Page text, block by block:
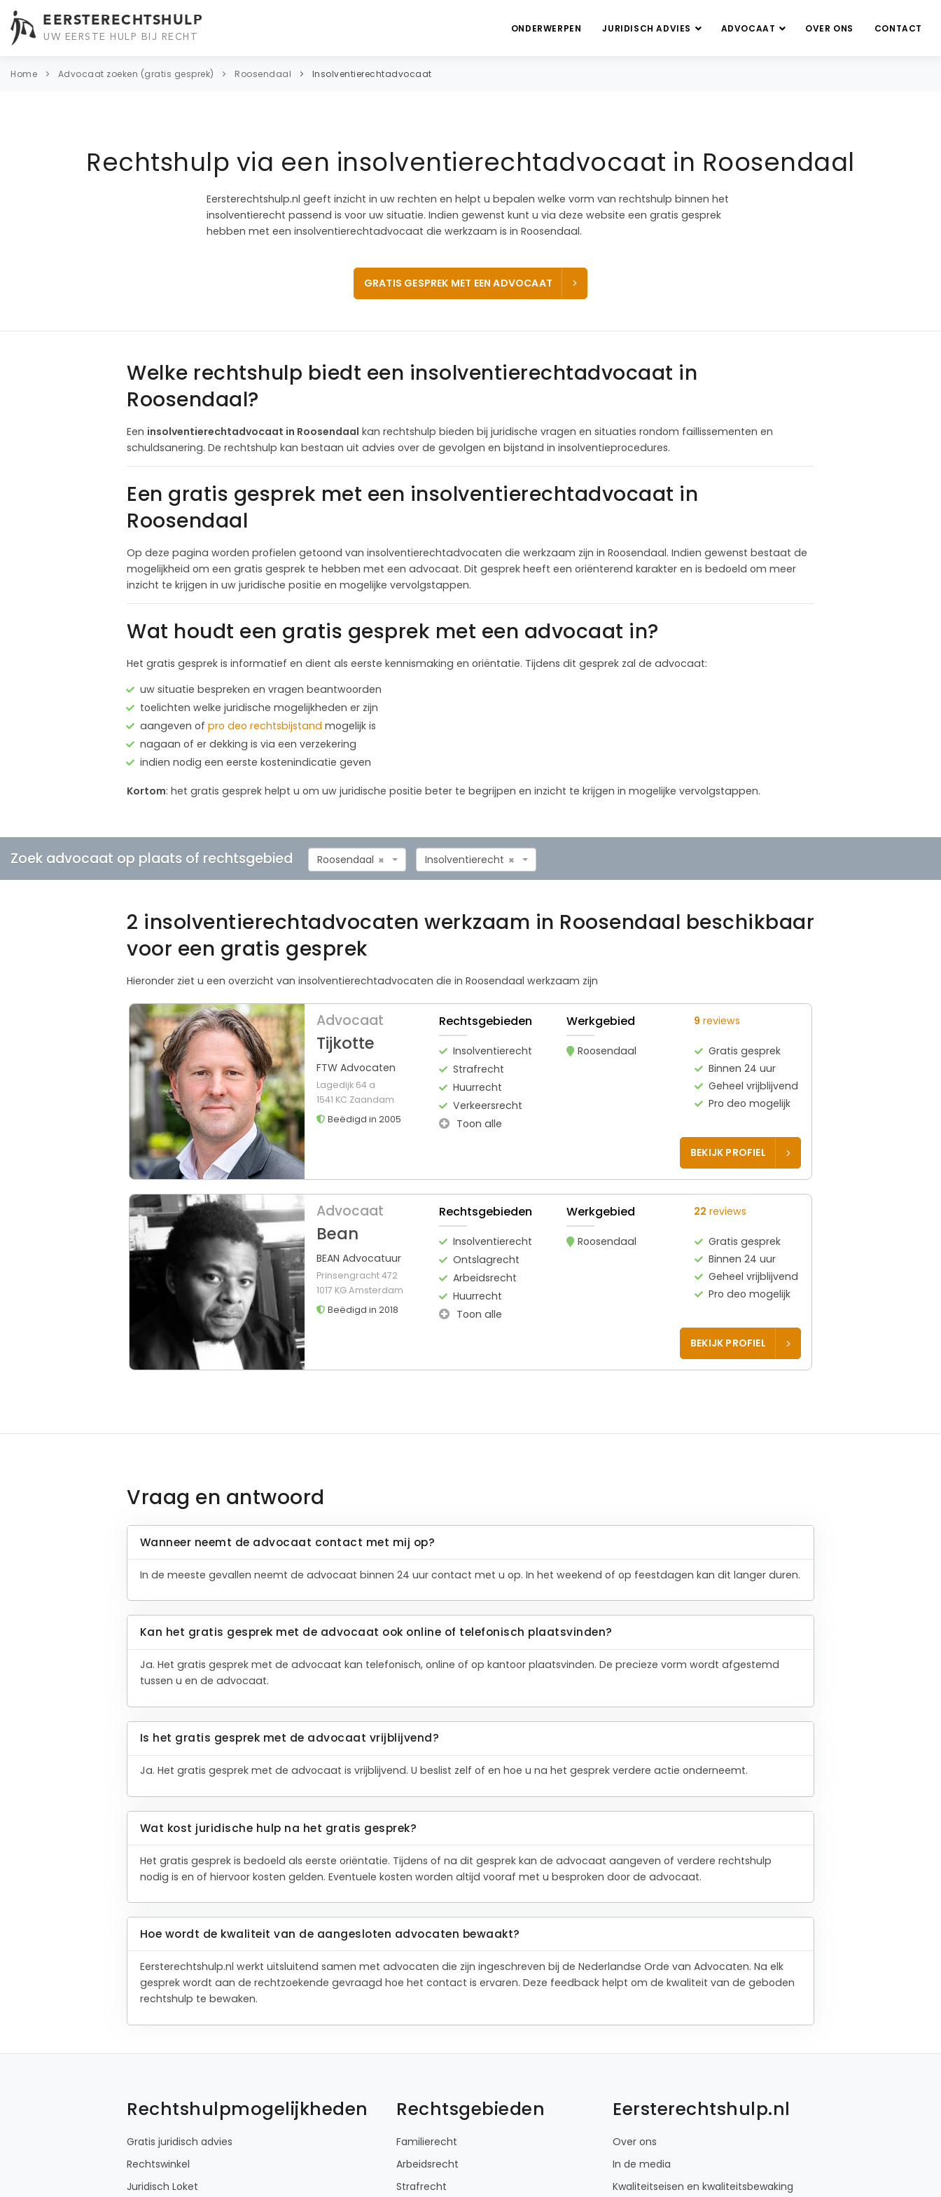
EERSTERECHTSHULP
UW EERSTE HULP BIJ RECHT
ONDERWERPEN JURIDISCH ADVIES ADVOCAAT OVER ONS CONTACT
Home Advocaat zoeken (gratis gesprek) Roosendaal Insolventierechtadvocaat
Rechtshulp via een insolventierechtadvocaat in Roosendaal
Eersterechtshulp.nl geeft inzicht in uw rechten en helpt u bepalen welke vorm van rechtshulp binnen het
insolventierecht passend is voor uw situatie. Indien gewenst kunt u via deze website een gratis gesprek
hebben met een insolventierechtadvocaat die werkzaam is in Roosendaal.
GRATIS GESPREK MET EEN ADVOCAAT
Welke rechtshulp biedt een insolventierechtadvocaat in
Roosendaal?
Een insolventierechtadvocaat in Roosendaal kan rechtshulp bieden bij juridische vragen en situaties rondom faillissementen en
schuldsanering. De rechtshulp kan bestaan uit advies over de gevolgen en bijstand in insolventieprocedures.
Een gratis gesprek met een insolventierechtadvocaat in
Roosendaal
Op deze pagina worden profielen getoond van insolventierechtadvocaten die werkzaam zijn in Roosendaal. Indien gewenst bestaat de
mogelijkheid om een gratis gesprek te hebben met een advocaat. Dit gesprek heeft een oriënterend karakter en is bedoeld om meer
inzicht te krijgen in uw juridische positie en mogelijke vervolgstappen.
Wat houdt een gratis gesprek met een advocaat in?
Het gratis gesprek is informatief en dient als eerste kennismaking en oriëntatie. Tijdens dit gesprek zal de advocaat:
uw situatie bespreken en vragen beantwoorden
toelichten welke juridische mogelijkheden er zijn
aangeven of pro deo rechtsbijstand mogelijk is
nagaan of er dekking is via een verzekering
indien nodig een eerste kostenindicatie geven
Kortom: het gratis gesprek helpt u om uw juridische positie beter te begrijpen en inzicht te krijgen in mogelijke vervolgstappen.
Zoek advocaat op plaats of rechtsgebied ×
Roosendaal ×
Insolventierecht
2 insolventierechtadvocaten werkzaam in Roosendaal beschikbaar
voor een gratis gesprek
Hieronder ziet u een overzicht van insolventierechtadvocaten die in Roosendaal werkzaam zijn
Advocaat
Tijkotte
FTW Advocaten
Lagedijk 64 a
1541 KC Zaandam
Beëdigd in 2005
Rechtsgebieden
Insolventierecht
Strafrecht
Huurrecht
Verkeersrecht
Toon alle
Werkgebied
Roosendaal
9 reviews
Gratis gesprek
Binnen 24 uur
Geheel vrijblijvend
Pro deo mogelijk
BEKIJK PROFIEL
Advocaat
Bean
BEAN Advocatuur
Prinsengracht 472
1017 KG Amsterdam
Beëdigd in 2018
Rechtsgebieden
Insolventierecht
Ontslagrecht
Arbeidsrecht
Huurrecht
Toon alle
Werkgebied
Roosendaal
22 reviews
Gratis gesprek
Binnen 24 uur
Geheel vrijblijvend
Pro deo mogelijk
BEKIJK PROFIEL
Vraag en antwoord
Wanneer neemt de advocaat contact met mij op?
In de meeste gevallen neemt de advocaat binnen 24 uur contact met u op. In het weekend of op feestdagen kan dit langer duren.
Kan het gratis gesprek met de advocaat ook online of telefonisch plaatsvinden?
Ja. Het gratis gesprek met de advocaat kan telefonisch, online of op kantoor plaatsvinden. De precieze vorm wordt afgestemd
tussen u en de advocaat.
Is het gratis gesprek met de advocaat vrijblijvend?
Ja. Het gratis gesprek met de advocaat is vrijblijvend. U beslist zelf of en hoe u na het gesprek verdere actie onderneemt.
Wat kost juridische hulp na het gratis gesprek?
Het gratis gesprek is bedoeld als eerste oriëntatie. Tijdens of na dit gesprek kan de advocaat aangeven of verdere rechtshulp
nodig is en of hiervoor kosten gelden. Eventuele kosten worden altijd vooraf met u besproken door de advocaat.
Hoe wordt de kwaliteit van de aangesloten advocaten bewaakt?
Eersterechtshulp.nl werkt uitsluitend samen met advocaten die zijn ingeschreven bij de Nederlandse Orde van Advocaten. Na elk
gesprek wordt aan de rechtzoekende gevraagd hoe het contact is ervaren. Deze feedback helpt om de kwaliteit van de geboden
rechtshulp te bewaken.
Rechtshulpmogelijkheden
Gratis juridisch advies
Rechtswinkel
Juridisch Loket
Rechtsgebieden
Familierecht
Arbeidsrecht
Strafrecht
Eersterechtshulp.nl
Over ons
In de media
Kwaliteitseisen en kwaliteitsbewaking